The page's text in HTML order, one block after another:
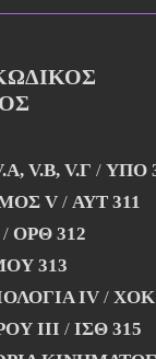
V.Β, V.Γ / ΥΠΟ
V / ΑΥΤ 311
/ ΟΡΘ 312
313
ΙV / ΧΟΚ
ΙΙΙ / ΙΣΘ 315